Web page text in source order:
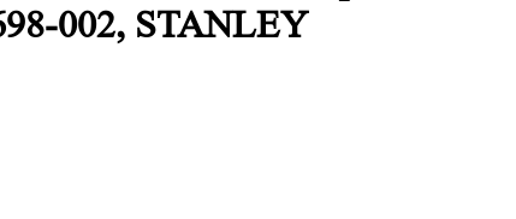
002, STANLEY